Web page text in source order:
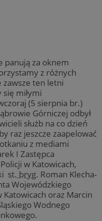
panują za oknem
z różnych
ten letni
miłymi
(5 sierpnia br.)
Górniczej odbył
służb na co dzień
raz jeszcze zaapelować
z mediami
I Zastępca
w Katowicach,
st. bryg. Roman Klecha-
Wojewódzkiego
Katowicach oraz Marcin
Wodnego